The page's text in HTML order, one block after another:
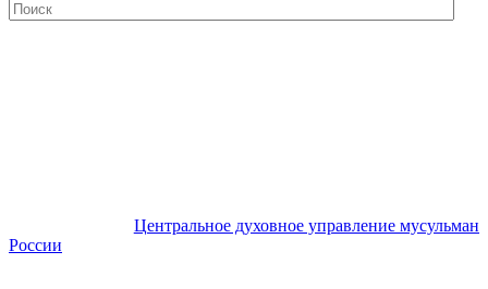
Центральное духовное управление мусульман
России